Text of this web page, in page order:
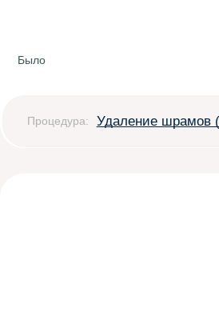
Было
Процедура: Удаление шрамов